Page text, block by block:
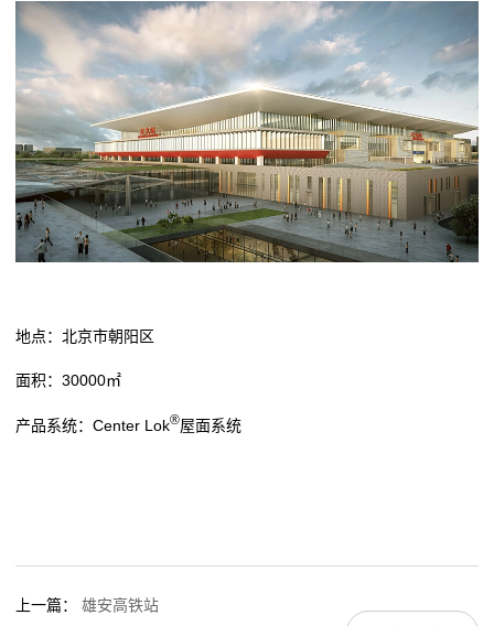
地点：北京市朝阳区
面积：30000㎡
产品系统：Center Lok®屋面系统
上一篇： 雄安高铁站